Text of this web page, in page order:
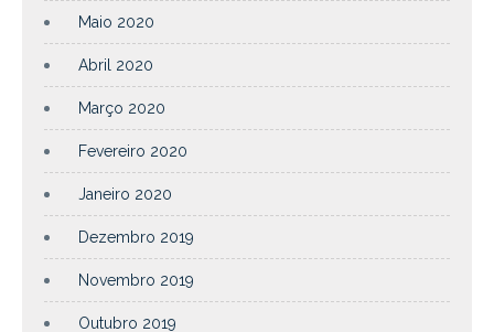
Maio 2020
Abril 2020
Março 2020
Fevereiro 2020
Janeiro 2020
Dezembro 2019
Novembro 2019
Outubro 2019